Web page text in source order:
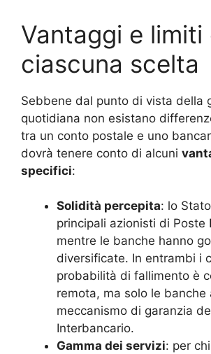
Vantaggi e limiti
ciascuna scelta
Sebbene dal punto di vista della
quotidiana non esistano
tra un conto postale e uno
dovrà tenere conto di alcuni
specifici:
Solidità percepita: lo
principali azionisti di Poste
mentre le banche hanno
diversificate. In entrambi i
probabilità di fallimento è
remota, ma solo le banche
meccanismo di garanzia
Interbancario.
Gamma dei servizi: per